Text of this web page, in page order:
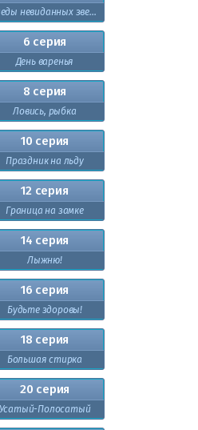
Следы невиданных зверей
6 серия
День варенья
8 серия
Ловись, рыбка
10 серия
Праздник на льду
12 серия
Граница на замке
14 серия
Лыжню!
16 серия
Будьте здоровы!
18 серия
Большая стирка
20 серия
Усатый-Полосатый